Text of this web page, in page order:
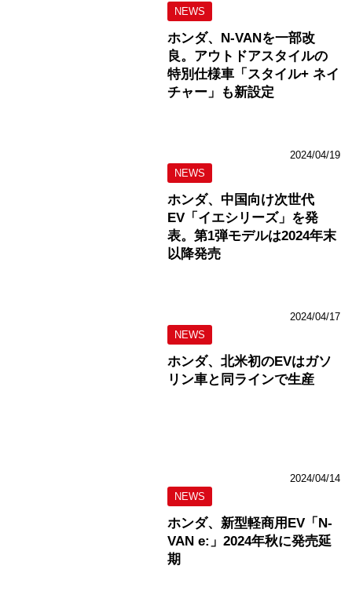
NEWS
ホンダ、N-VANを一部改
良。アウトドアスタイルの
特別仕様車「スタイル+ ネイ
チャー」も新設定
2024/04/19
NEWS
ホンダ、中国向け次世代
EV「イエシリーズ」を発
表。第1弾モデルは2024年末
以降発売
2024/04/17
NEWS
ホンダ、北米初のEVはガソ
リン車と同ラインで生産
2024/04/14
NEWS
ホンダ、新型軽商用EV「N-
VAN e:」2024年秋に発売延
期